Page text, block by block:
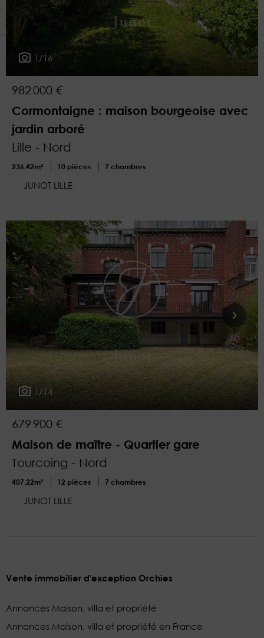
Plus de critères
1
1/16
982 000 €
Cormontaigne : maison bourgeoise avec
jardin arboré
Lille - Nord
236.42m² 10 pièces 7 chambres
JUNOT LILLE
1/14
679 900 €
Maison de maître - Quartier gare
Tourcoing - Nord
407.22m² 12 pièces 7 chambres
JUNOT LILLE
Vente immobilier d'exception Orchies
Annonces Maison, villa et propriété
Annonces Maison, villa et propriété en France